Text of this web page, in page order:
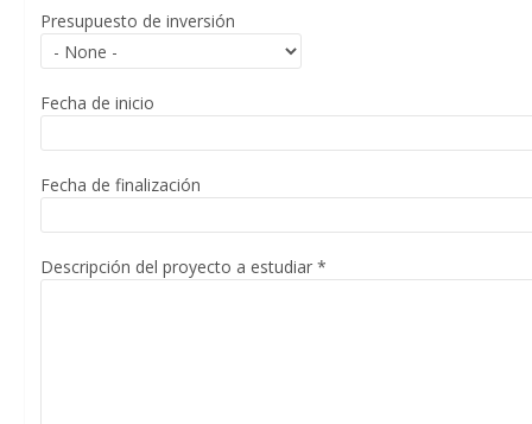
Presupuesto de inversión
Fecha de inicio
Fecha de finalización
Descripción del proyecto a estudiar *